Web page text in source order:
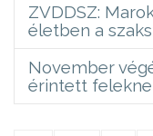
ZVDDSZ:
életben a
November
érintett